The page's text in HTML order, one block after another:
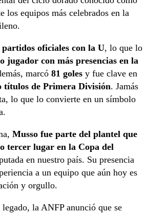
los equipos más celebrados en la
partidos oficiales con la U, lo que lo
jugador con más presencias en la
marcó 81 goles y fue clave en
títulos de Primera División. Jamás
lo que lo convierte en un símbolo
Musso fue parte del plantel que
tercer lugar en la Copa del
en nuestro país. Su presencia
a un equipo que aún hoy es
y orgullo.
la ANFP anunció que se